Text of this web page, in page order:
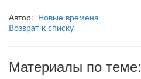
Автор: Новые времена
Возврат к списку
Материалы по теме: